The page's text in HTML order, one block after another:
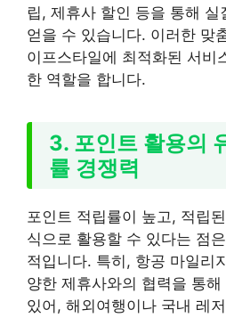
립, 제휴사 할인 등을 통해 실
얻을 수 있습니다. 이러한 맞
이프스타일에 최적화된 서비
한 역할을 합니다.
3. 포인트 활용의
률 경쟁력
포인트 적립률이 높고, 적립
식으로 활용할 수 있다는 점
적입니다. 특히, 항공 마일리
양한 제휴사와의 협력을 통
있어, 해외여행이나 국내 레